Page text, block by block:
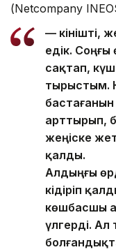
(Netcompany
— Өкінішті,
едік.
сақтап,
тырыстым.
арттырып,
жеңіске
қалды.
Алдыңғы
кідіріп
көшбасшы
үлгерді. Ал